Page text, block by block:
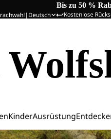
Bis zu 50 %
Kostenlose
| Deutsch
KinderAusrüstung